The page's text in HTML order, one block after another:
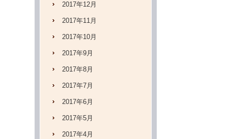
2017年12月
2017年11月
2017年10月
2017年9月
2017年8月
2017年7月
2017年6月
2017年5月
2017年4月